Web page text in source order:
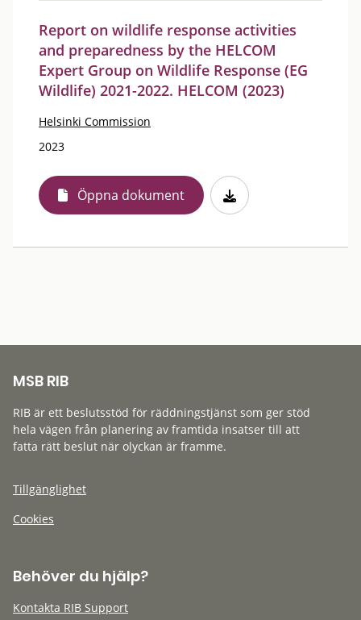
Report on wildlife response activities
and preparedness by the HELCOM
Expert Group on Wildlife Response (EG
Wildlife) 2021-2022. HELCOM (2023)
Helsinki Commission
2023
Öppna dokument
MSB RIB
RIB är ett beslutsstöd för räddningstjänst som ger stöd
hela vägen från planering av framtida insatser till att
fatta rätt beslut när olyckan är framme.
Tillgänglighet
Cookies
Behöver du hjälp?
Kontakta RIB Support